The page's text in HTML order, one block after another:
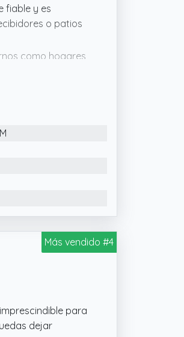
fiable y es
o patios
como hogares
interior con
de pasillos
amplio de
una limpia y
artículos de
tiempo,
Más vendido #4
para
dejar